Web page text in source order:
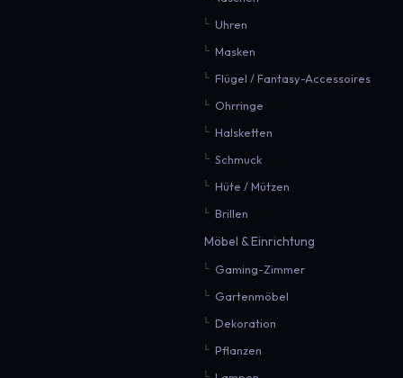
Uhren
Masken
Flügel / Fantasy-Accessoires
Ohrringe
Halsketten
Schmuck
Hüte / Mützen
Brillen
Möbel & Einrichtung
Gaming-Zimmer
Gartenmöbel
Dekoration
Pflanzen